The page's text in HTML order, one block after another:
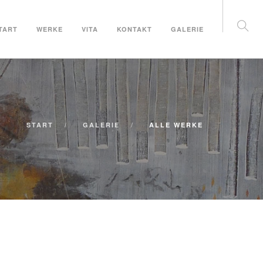
WERKE VITA KONTAKT GALERIE
START GALERIE ALLE WERKE